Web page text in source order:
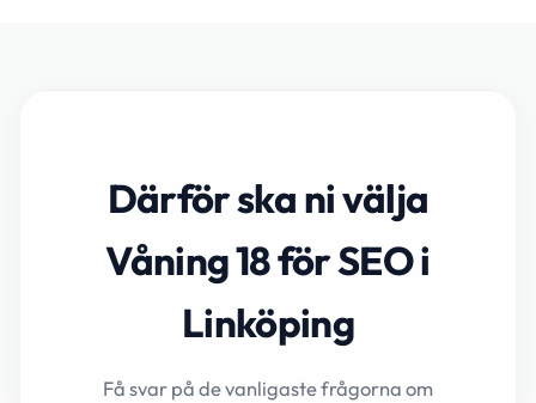
Därför ska ni välja
Våning 18 för SEO i
Linköping
Få svar på de vanligaste frågorna om